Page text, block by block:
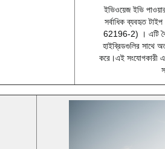
ইভিওয়েজ ইভি
সর্বাধিক ব্যবহৃত
62196-2) । এটি
হাইব্রিডগুলির সাথে
করে।এই সংযোগকারী